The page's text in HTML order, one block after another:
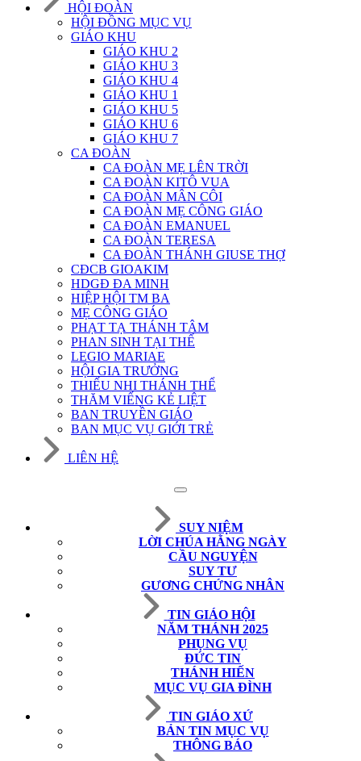
HỘI ĐOÀN
HỘI ĐỒNG MỤC VỤ
GIÁO KHU
GIÁO KHU 2
GIÁO KHU 3
GIÁO KHU 4
GIÁO KHU 1
GIÁO KHU 5
GIÁO KHU 6
GIÁO KHU 7
CA ĐOÀN
CA ĐOÀN MẸ LÊN TRỜI
CA ĐOÀN KITÔ VUA
CA ĐOÀN MÂN CÔI
CA ĐOÀN MẸ CÔNG GIÁO
CA ĐOÀN EMANUEL
CA ĐOÀN TERESA
CA ĐOÀN THÁNH GIUSE THỢ
CĐCB GIOAKIM
HDGĐ ĐA MINH
HIỆP HỘI TM BA
MẸ CÔNG GIÁO
PHẠT TẠ THÁNH TÂM
PHAN SINH TẠI THẾ
LEGIO MARIAE
HỘI GIA TRƯỞNG
THIẾU NHI THÁNH THỂ
THĂM VIẾNG KẺ LIỆT
BAN TRUYỀN GIÁO
BAN MỤC VỤ GIỚI TRẺ
LIÊN HỆ
SUY NIỆM
LỜI CHÚA HẰNG NGÀY
CẦU NGUYỆN
SUY TƯ
GƯƠNG CHỨNG NHÂN
TIN GIÁO HỘI
NĂM THÁNH 2025
PHỤNG VỤ
ĐỨC TIN
THÁNH HIẾN
MỤC VỤ GIA ĐÌNH
TIN GIÁO XỨ
BẢN TIN MỤC VỤ
THÔNG BÁO